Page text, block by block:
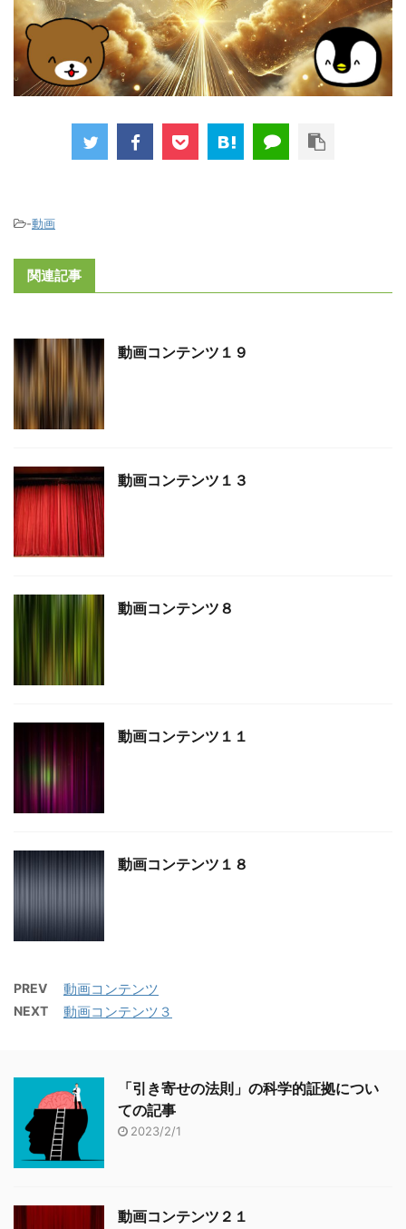
-動画
関連記事
動画コンテンツ１９
動画コンテンツ１３
動画コンテンツ８
動画コンテンツ１１
動画コンテンツ１８
PREV 動画コンテンツ
NEXT 動画コンテンツ３
「引き寄せの法則」の科学的証拠につい
ての記事
2023/2/1
動画コンテンツ２１